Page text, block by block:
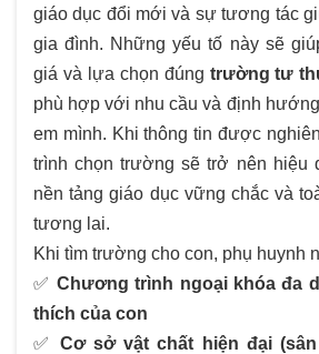
giáo dục đổi mới và sự tương tác
gia đình. Những yếu tố này sẽ
giá và lựa chọn đúng trường tư
phù hợp với nhu cầu và định
em mình. Khi thông tin được
trình chọn trường sẽ trở nên hiệu
nền tảng giáo dục vững chắc và
tương lai.
Khi tìm trường cho con, phụ huynh
✅ Chương trình ngoại khóa đa
thích của con
✅Cơ sở vật chất hiện đại